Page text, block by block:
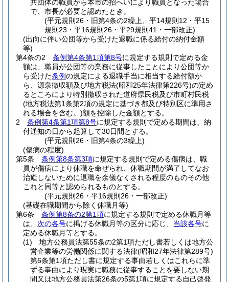
共団体の職員から本市の招へいにより職員となった場合
で、市長が必要と認めたとき。
(平元規則26・旧第4条の2繰上、平14規則12・平15
規則23・平16規則26・平29規則41・一部改正)
(出向に伴い公団等から受けた退職に係る給付の納付金額
等)
第4条の2
条例第4条第1項第8号に規定する規則で定める金
額は、職員が公団等の業務に従事したことにより公団等か
ら受けた条例の規定による退職手当に相当する給付額か
ら、源泉徴収額及び地方税法(昭和25年法律第226号)の定め
るところにより特別徴収された道府県民税及び市町村民税
(地方税法第1条第2項の規定に基づき都及び特別区に準用さ
れる場合を含む。)額を控除した金額とする。
2
条例第4条第1項第8号に規定する規則で定める期間は、納
付通知の日から起算して30日間とする。
(平元規則26・旧第4条の3繰上)
(傷病の程度)
第5条
条例第8条第3項に規定する規則で定める傷病は、職
員が傷病により休職を命ぜられ、休職期間が満了してなお
治癒しないために退職を余儀なくされる程度のものその他
これと同等と認められるものとする。
(平元規則26・平16規則26・一部改正)
(基礎在職期間から除く休職月等)
第6条
条例第8条の2第1項に規定する規則で定める休職月等
は、 次の各号に掲げる休職月等の区分に応じ、 当該各号に
定める休職月等とする。
(1)
地方公務員法第55条の2第1項ただし書若しくは地方公
営企業等の労働関係に関する法律(昭和27年法律第289号)
第6条第1項ただし書に規定する事由若しくはこれらに準
ずる事由により現実に職務に従事することを要しない期
間又は地方公務員法第26条の5第1項に規定する自己啓発